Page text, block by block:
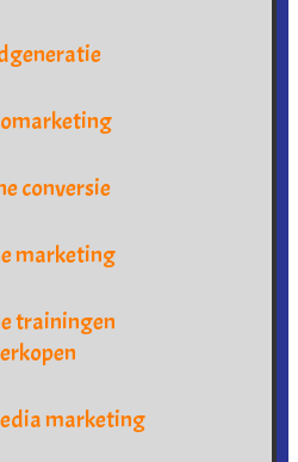
conversie
marketing
trainingen
marketing